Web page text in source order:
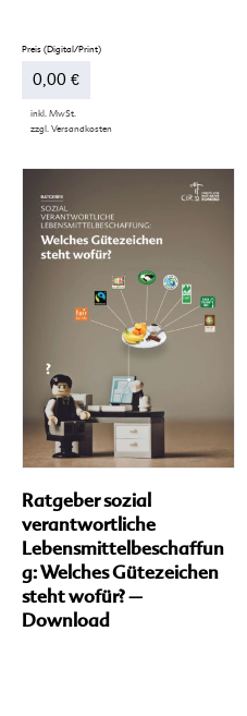
0,00 €
inkl. MwSt.
zzgl. Versandkosten
mehrere
Varianten
auf.
Die
Produktseite
gewählt
werden
Ratgeber sozial
verantwortliche
Lebensmittelbeschaffun
g: Welches Gütezeichen
steht wofür? –
Download